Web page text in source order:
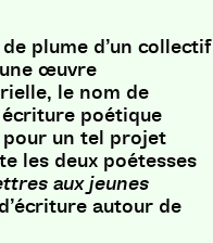
plume d’un collectif
œuvre
le nom de
écriture poétique
un tel projet
les deux poétesses
aux jeunes
autour de